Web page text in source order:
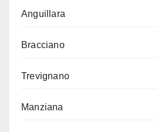
Anguillara
Bracciano
Trevignano
Manziana